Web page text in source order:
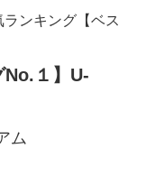
ランキング【ベス
No.１】U-
ム